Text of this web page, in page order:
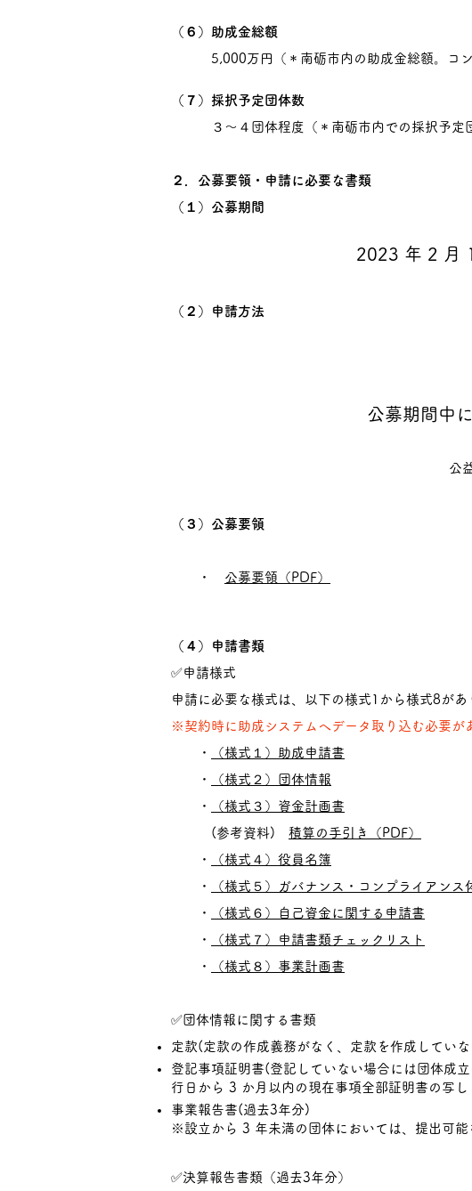
（６）助成金総額
5,000万円（＊南砺市内の助成金総額。コン
（７）採択予定団体数
３〜４団体程度（＊南砺市内での採択予定団
２．公募要領・申請に必要な書類
（１）公募期間
2023 年 2 月
（２）申請方法
公募期間中
公
（３） 公募要領
・ 公募要領（PDF）
（４）申請書類
✅申請様式
申請に必要な様式は、以下の様式1から様式8が
※契約時に助成システムへデータ取り込む必要が
・
（様式１）助成申請書
・
（様式２）団体情報
・
（様式３）資金計画書
(参考資料)
積算の手引き（PDF）
・
（様式４）役員名簿
・
（様式５）ガバナンス・コンプライアンス
・
（様式６）自己資金に関する申請書
・
（様式７）申請書類チェックリスト
・
（様式８）事業計画書
✅団体情報に関する書類
定款(定款の作成義務がなく、定款を作成してい
登記事項証明書(登記していない場合には団体成
行日から 3 か月以内の現在事項全部証明書の写し
事業報告書(過去3年分)
※設立から 3 年未満の団体においては、提出可能
✅決算報告書類（過去3年分）